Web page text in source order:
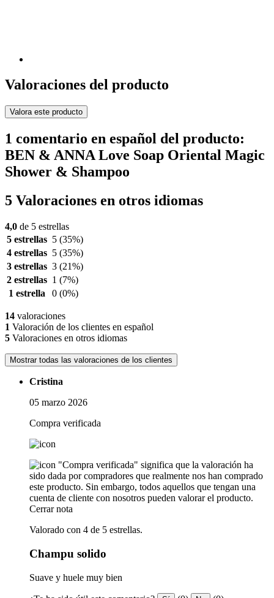
Valoraciones del producto
Valora este producto
1 comentario en español del producto:
BEN & ANNA Love Soap Oriental Magic
Shower & Shampoo
5 Valoraciones en otros idiomas
4,0 de 5 estrellas
5 estrellas 5 (35%)
4 estrellas 5 (35%)
3 estrellas 3 (21%)
2 estrellas 1 (7%)
1 estrella
0 (0%)
14 valoraciones
1 Valoración de los clientes en español
5 Valoraciones en otros idiomas
Mostrar todas las valoraciones de los clientes
Cristina
05 marzo 2026
Compra verificada
"Compra verificada" significa que la valoración ha
sido dada por compradores que realmente nos han comprado
este producto. Sin embargo, todos aquellos que tengan una
cuenta de cliente con nosotros pueden valorar el producto.
Cerrar nota
Valorado con 4 de 5 estrellas.
Champu solido
Suave y huele muy bien